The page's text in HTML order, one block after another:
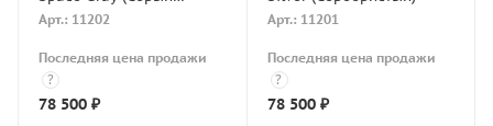
космос)
Арт.: 11202
Последняя цена продажи
?
78 500 ₽
Арт.: 11201
Последняя цена продажи
?
78 500₽